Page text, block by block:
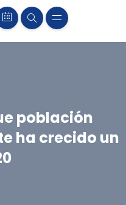
población
ha crecido un